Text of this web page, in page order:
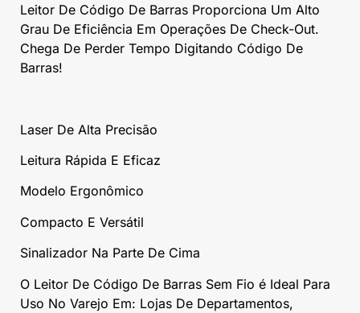
Leitor De Código De Barras Proporciona Um Alto
Grau De Eficiência Em Operações De Check-Out.
Chega De Perder Tempo Digitando Código De
Barras!
Laser De Alta Precisão
Leitura Rápida E Eficaz
Modelo Ergonômico
Compacto E Versátil
Sinalizador Na Parte De Cima
O Leitor De Código De Barras Sem Fio é Ideal Para
Uso No Varejo Em: Lojas De Departamentos,